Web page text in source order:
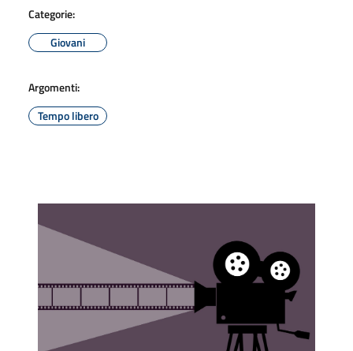
Categorie:
Giovani
Argomenti:
Tempo libero